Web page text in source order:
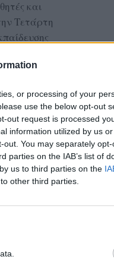
or processing of your
use the below opt-out
out request is processed
information utilized by us
You may separately
parties on the IAB’s list of
us to third parties on the
other third parties.
και
Τετάρτη
έχουν
όλων είναι
της
οι
τους στην
και
και τα
των